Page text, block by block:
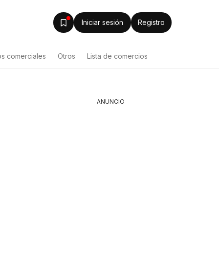
Iniciar sesión Registro
comerciales Otros Lista de comercios
ANUNCIO